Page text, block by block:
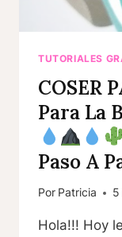
TUTORIALES
COSER
Para La
Paso A
Por Patricia 5
Hola!!! Hoy